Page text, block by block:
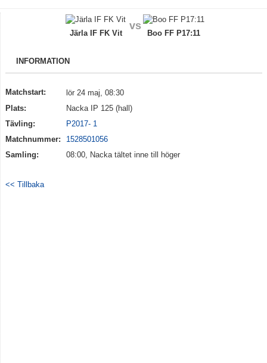
Bildgalleri
Kontakt
Järla IF FK Vit
vs
Boo FF P17:11
INFORMATION
Matchstart:
lör 24 maj, 08:30
Plats:
Nacka IP 125 (hall)
Tävling:
P2017- 1
Matchnummer:
1528501056
Samling:
08:00, Nacka tältet inne till höger
<< Tillbaka